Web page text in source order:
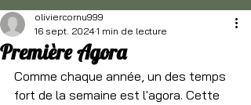
Première Agora
oliviercornu999
16 sept. 2024 1 min de lecture
Comme chaque année, un des temps
fort de la semaine est l'agora. Cette